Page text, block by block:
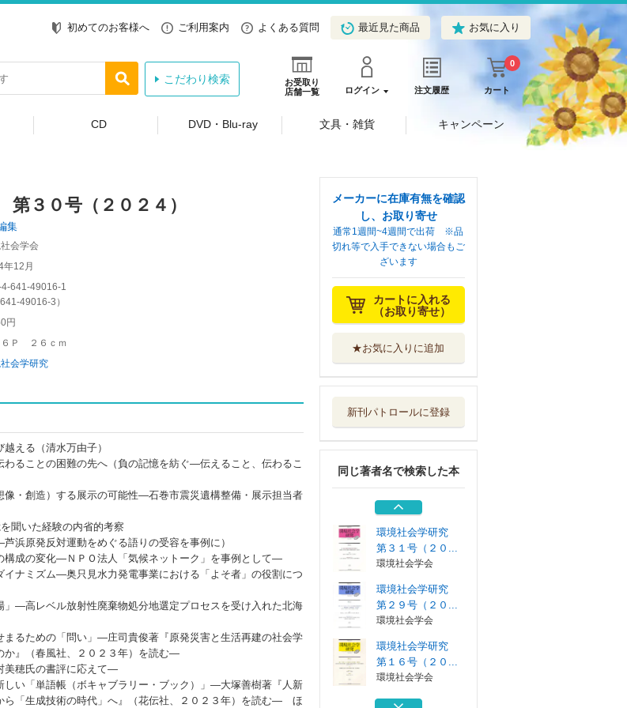
初めてのお客様へ ご利用案内 よくある質問 最近見た商品 お気に入り
お受取り
店舗一覧
ログイン 注文履歴 カート
0
こだわり検索
CD DVD・Blu-ray 文具・雑貨 キャンペーン
３０号（２０２４）
集
会学会
年12月
641-49016-1
49016-3 ）
円
６Ｐ ２６ｃｍ
会学研究
える（清水万由子）
ることの困難の先へ（負の記憶を紡ぐ―伝えること、伝わるこ
像・創造）する展示の可能性―石巻市震災遺構整備・展示担当者
聞いた経験の内省的考察
浜原発反対運動をめぐる語りの受容を事例に）
構成の変化―ＮＰＯ法人「気候ネットーク」を事例として―
ナミズム―奥只見水力発電事業における「よそ者」の役割につ
」―高レベル放射性廃棄物処分地選定プロセスを受け入れた北海
まるための「問い」―庄司貴俊著『原発災害と生活再建の社会学
』（春風社、２０２３年）を読む―
美穂氏の書評に応えて―
しい「単語帳（ボキャブラリー・ブック）」―大塚善樹著『人新
ら「生成技術の時代」へ』（花伝社、２０２３年）を読む― ほ
メーカーに在庫有無を確認
し、お取り寄せ
通常1週間~4週間で出荷 ※品
切れ等で入手できない場合もご
ざいます
カートに入れる
（お取り寄せ）
★お気に入りに追加
新刊パトロールに登録
同じ著者名で検索した本
環境社会学研究
第２９号（２０...
環境社会学研究
環境社会学会
自然・社会と対話
する環境工学
土木学会
環境社会学研究
第３１号（２０...
環境社会学会
環境社会学研究
第２９号（２０...
環境社会学会
環境社会学研究
第１６号（２０...
環境社会学会
自然・社会と対話